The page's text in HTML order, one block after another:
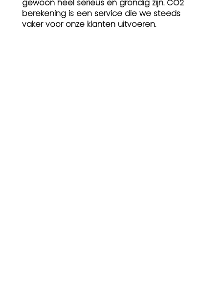
gewoon heel serieus en grondig zijn. CO2
berekening is een service die we steeds
vaker voor onze klanten uitvoeren.